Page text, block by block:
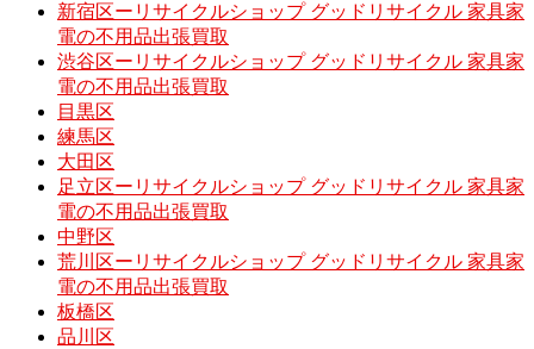
新宿区ーリサイクルショップ グッドリサイクル 家具家
電の不用品出張買取
渋谷区ーリサイクルショップ グッドリサイクル 家具家
電の不用品出張買取
目黒区
練馬区
大田区
足立区ーリサイクルショップ グッドリサイクル 家具家
電の不用品出張買取
中野区
荒川区ーリサイクルショップ グッドリサイクル 家具家
電の不用品出張買取
板橋区
品川区